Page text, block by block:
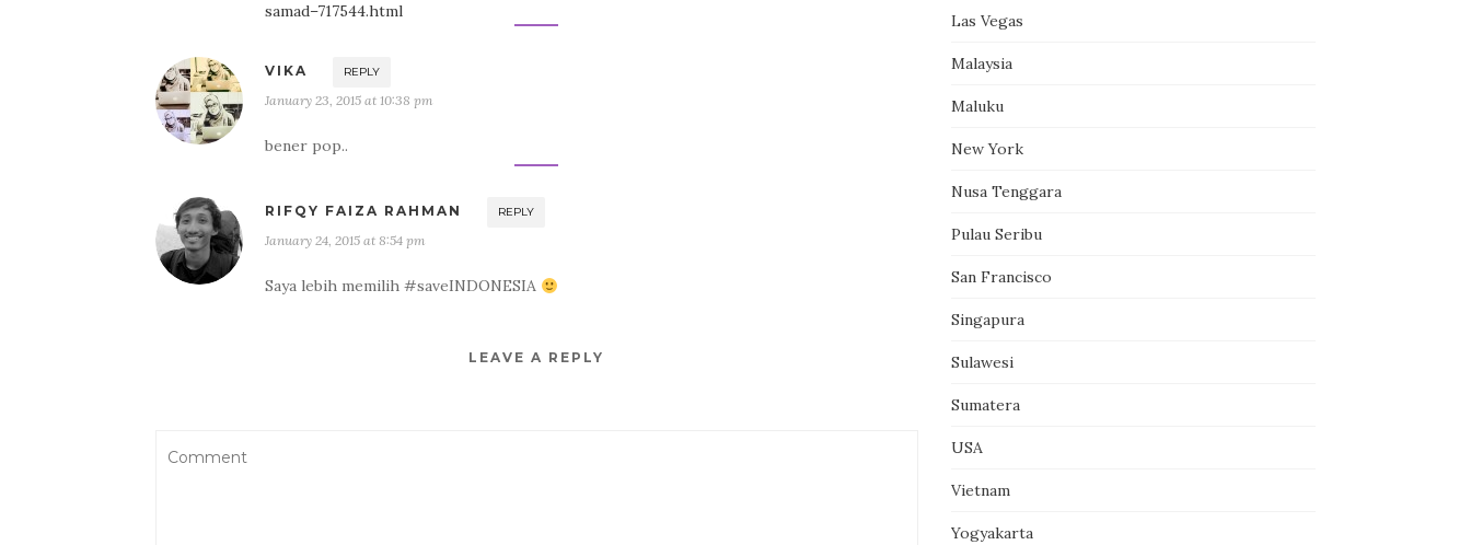
samad–717544.html
VIKA REPLY
January 23, 2015 at 10:38 pm
bener pop..
RIFQY FAIZA RAHMAN REPLY
January 24, 2015 at 8:54 pm
Saya lebih memilih #saveINDONESIA
LEAVE A REPLY
Las Vegas
Malaysia
Maluku
New York
Nusa Tenggara
Pulau Seribu
San Francisco
Singapura
Sulawesi
Sumatera
USA
Vietnam
Yogyakarta